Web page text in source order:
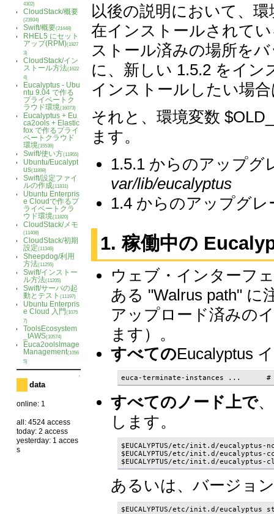
4302)
CloudStack/概要
(23934)
Swift/概要(21448)
RHEL5 にセット
アップ(RPM)(1927
3)
CloudStack/イン
ストール方法(1622
4)
Eucalyptus - Ubu
ntu 9.04 で作る
プライベートク
ラウド環境(16073)
Eucalyptus + Eu
ca2ools + Elastic
fox で作るプライ
ベートクラウド
環境(15536)
Swift/使い方(11955)
Ubuntu/Eucalypt
us(11898)
Swift/設定ファイ
ルの作成(11831)
Ubuntu Enterpris
e Cloudで作るプ
ライベートクラ
ウド環境(11820)
CloudStack/メモ
(11408)
CloudStack/初期
設定(11346)
Sheepdog/利用
方法(11255)
Swift/インストー
ル方法(11205)
Swift/サーバの起
動とテスト(11197)
Ubuntu Enterpris
e Cloud 入門(1075
7)
ToolsEcosystem
_tAWS(10574)
Euca2oolsImage
Management(1056
5)
↑
data
online: 1
all: 4524 access
today: 2 access
yesterday: 1 acces
s
以後の説明において、
在インストールされて
ストール済みの場所を
に、新しい 1.5.2 をイン
インストールしたい場
それと、環境変数
ます。
1.5.1 からのアップグ
var/lib/eucalyptus
1.4 からのアップグレ
1. 稼働中の
ウェブ・インターフ
ある "Walrus path" に
アップロード済みの
ます）。
すべてのEucalyptus
euca-terminate-instances ...      # root
すべてのノード上で
します。
$EUCALYPTUS/etc/init.d/eucalyptus-
$EUCALYPTUS/etc/init.d/eucalyptus-
$EUCALYPTUS/etc/init.d/eucalyptus-
あるいは、バージョ
$EUCALYPTUS/etc/init.d/eucalyptus